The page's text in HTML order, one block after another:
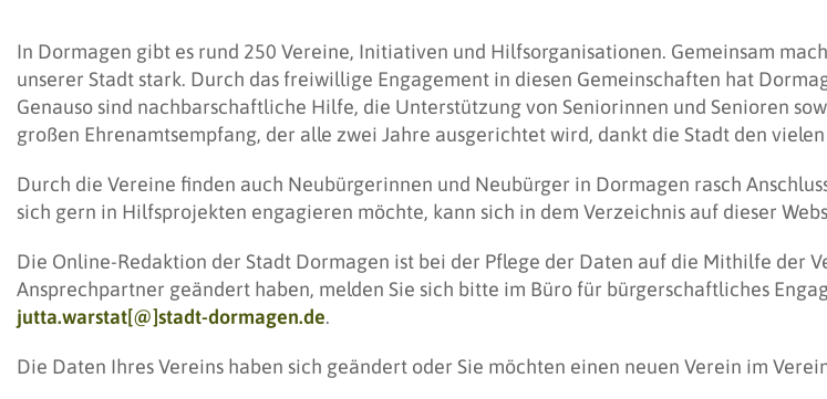
In Dormagen gibt es rund 250 Vereine, Initiativen und Hilfsorganisationen. Gemeinsam
unserer Stadt stark. Durch das freiwillige Engagement in diesen Gemeinschaften hat
Genauso sind nachbarschaftliche Hilfe, die Unterstützung von Seniorinnen und Senioren
großen Ehrenamtsempfang, der alle zwei Jahre ausgerichtet wird, dankt die Stadt den
Durch die Vereine finden auch Neubürgerinnen und Neubürger in Dormagen rasch
sich gern in Hilfsprojekten engagieren möchte, kann sich in dem Verzeichnis auf dieser
Die Online-Redaktion der Stadt Dormagen ist bei der Pflege der Daten auf die Mithilfe der
Ansprechpartner geändert haben, melden Sie sich bitte im Büro für bürgerschaftliches
jutta.warstat[@]stadt-dormagen.de.
Die Daten Ihres Vereins haben sich geändert oder Sie möchten einen neuen Verein im